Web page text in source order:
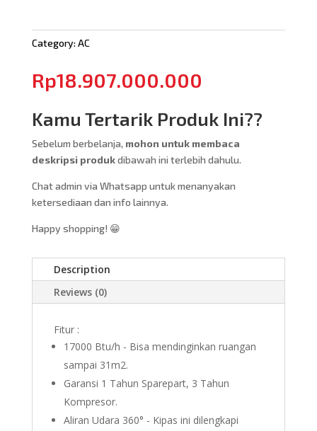
Category: AC
Rp18.907.000.000
Kamu Tertarik Produk Ini??
Sebelum berbelanja, mohon untuk membaca
deskripsi produkdibawah ini terlebih dahulu.
Chat admin via Whatsapp untuk menanyakan
ketersediaan dan info lainnya.
Happy shopping! 😁
Description
Reviews (0)
Fitur :
17000 Btu/h - Bisa mendinginkan ruangan
sampai 31m2.
Garansi 1 Tahun Sparepart, 3 Tahun
Kompresor.
Aliran Udara 360° - Kipas ini dilengkapi